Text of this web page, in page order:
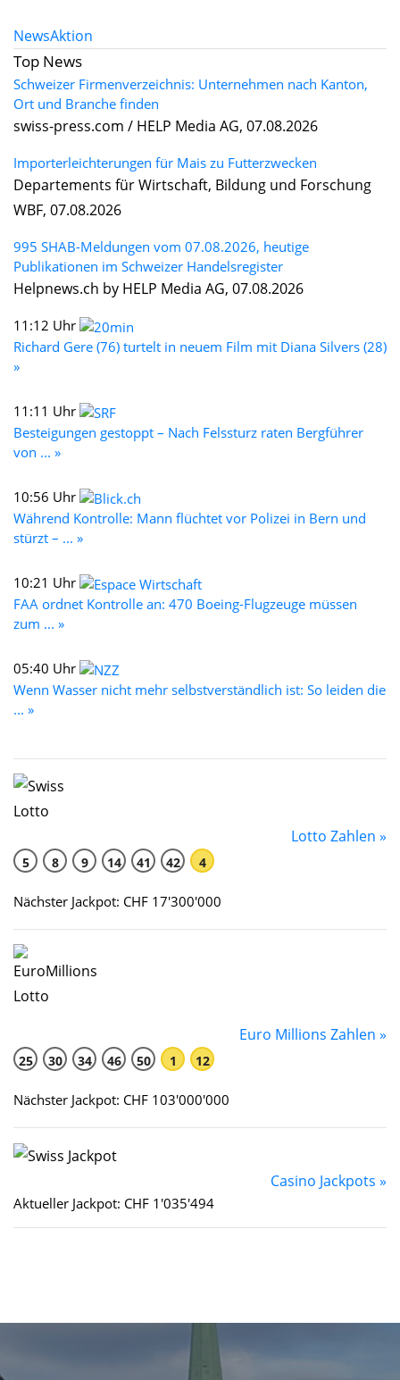
NewsAktion
Top News
Schweizer Firmenverzeichnis: Unternehmen nach Kanton,
Ort und Branche finden
swiss-press.com / HELP Media AG, 07.08.2026
Importerleichterungen für Mais zu Futterzwecken
Departements für Wirtschaft, Bildung und Forschung
WBF, 07.08.2026
995 SHAB-Meldungen vom 07.08.2026, heutige
Publikationen im Schweizer Handelsregister
Helpnews.ch by HELP Media AG, 07.08.2026
11:12 Uhr
Richard Gere (76) turtelt in neuem Film mit Diana Silvers (28)
»
11:11 Uhr
Besteigungen gestoppt – Nach Felssturz raten Bergführer
von ... »
10:56 Uhr
Während Kontrolle: Mann flüchtet vor Polizei in Bern und
stürzt – ... »
10:21 Uhr
FAA ordnet Kontrolle an: 470 Boeing-Flugzeuge müssen
zum ... »
05:40 Uhr
Wenn Wasser nicht mehr selbstverständlich ist: So leiden die
... »
Lotto Zahlen »
5 8 9 14 41 42 4
Nächster Jackpot: CHF 17'300'000
Euro Millions Zahlen »
25 30 34 46 50 1 12
Nächster Jackpot: CHF 103'000'000
Casino Jackpots »
Aktueller Jackpot: CHF 1'035'494